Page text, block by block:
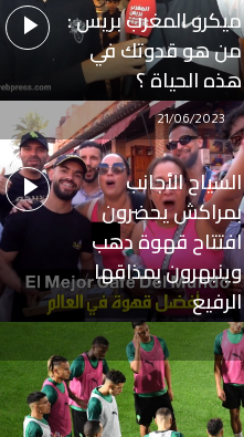
ميكرو المغرب بريس :
من هو قدوتك في
هذه الحياة ؟
السياح الأجانب
بمراكش يحضرون
افتتاح قهوة دهب
وينبهرون بمذاقها
الرفيع
21/06/2023